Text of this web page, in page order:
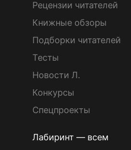
Рецензии читателей
Книжные обзоры
Подборки читателей
Тесты
Новости Л.
Конкурсы
Спецпроекты
Лабиринт — всем